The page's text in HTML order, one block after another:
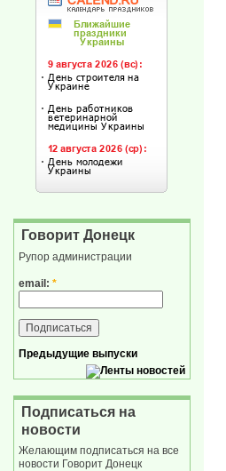
Говорит Донецк
Рупор администрации
email: *
Предыдущие выпуски
Подписаться на
новости
Желающим подписаться на все
новости Говорит Донецк